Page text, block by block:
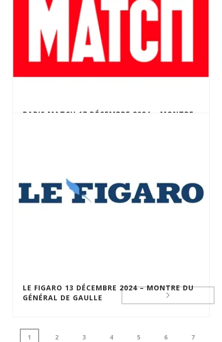
PARIS MATCH 17 DÉCEMBRE 2024 – MONTRE
LE FIGARO 13 DÉCEMBRE 2024 – MONTRE DU
GÉNÉRAL DE GAULLE
1 2 3 4 5 6 7